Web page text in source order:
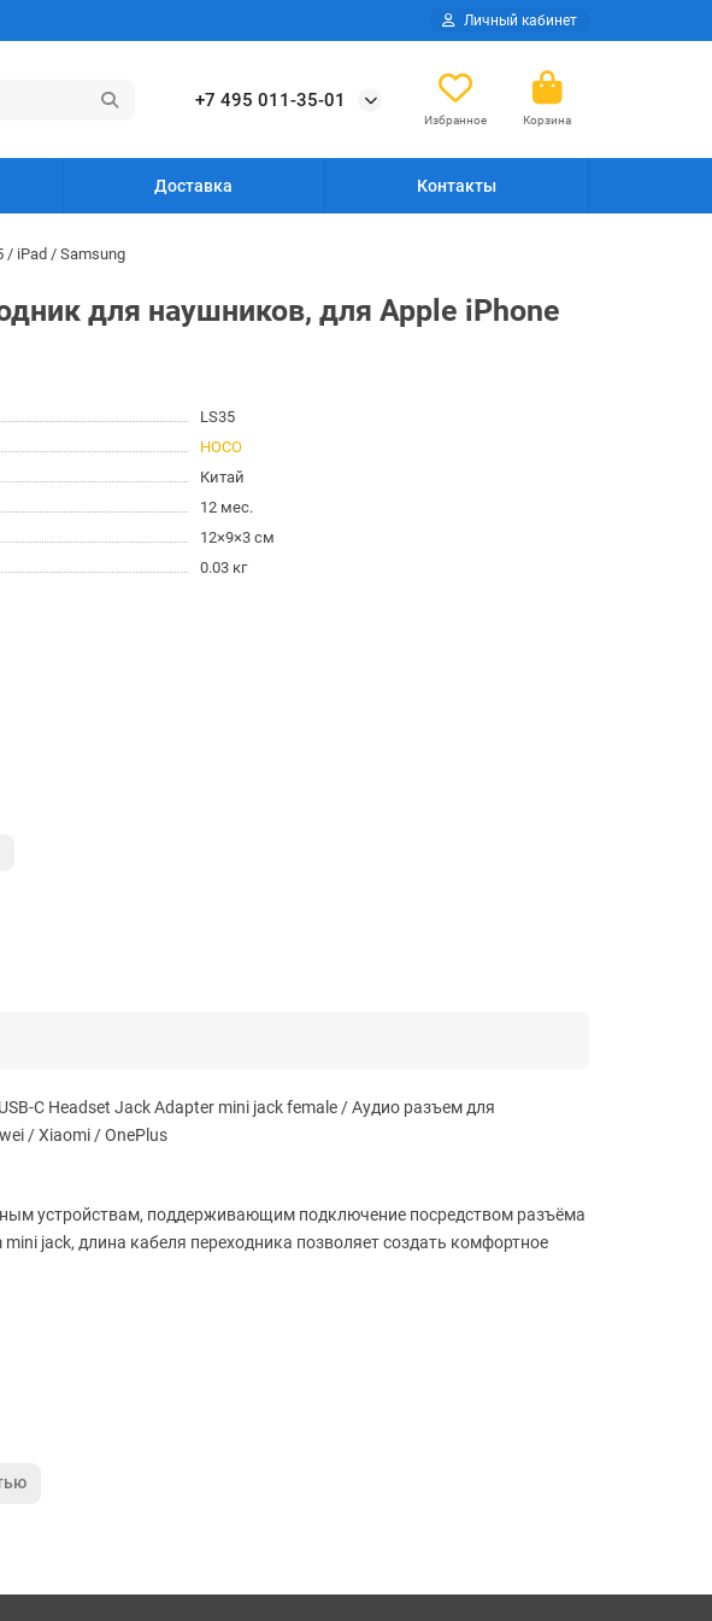
Личный кабинет
+7 495 011-35-01
Избранное Корзина
Доставка Контакты
/ iPad / Samsung
для наушников, для Apple iPhone
LS35
HOCO
Китай
12 мес.
12×9×3 см
0.03 кг
C Headset Jack Adapter mini jack female / Аудио разъем для
/ Xiaomi / OnePlus
устройствам, поддерживающим подключение посредством разъёма
jack, длина кабеля переходника позволяет создать комфортное